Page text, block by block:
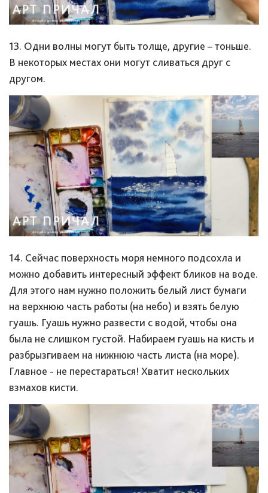
13. Одни волны могут быть толще, другие – тоньше.
В некоторых местах они могут сливаться друг с
другом.
14. Сейчас поверхность моря немного подсохла и
можно добавить интересный эффект бликов на воде.
Для этого нам нужно положить белый лист бумаги
на верхнюю часть работы (на небо) и взять белую
гуашь. Гуашь нужно развести с водой, чтобы она
была не слишком густой. Набираем гуашь на кисть и
разбрызгиваем на нижнюю часть листа (на море).
Главное - не перестараться! Хватит нескольких
взмахов кисти.